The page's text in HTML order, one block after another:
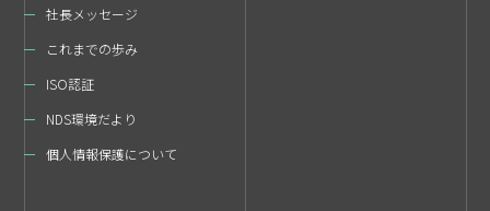
社長メッセージ
これまでの歩み
ISO認証
NDS環境だより
個人情報保護について